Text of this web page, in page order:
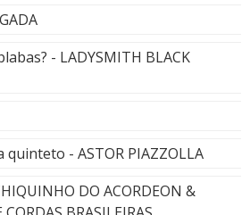
- LADYSMITH BLACK
- ASTOR PIAZZOLLA
DO ACORDEON &